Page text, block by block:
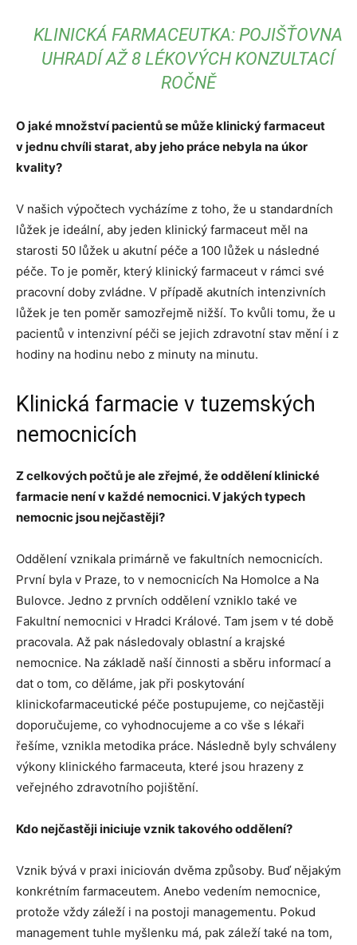
KLINICKÁ FARMACEUTKA: POJIŠŤOVNA
UHRADÍ AŽ 8 LÉKOVÝCH KONZULTACÍ
ROČNĚ
O jaké množství pacientů se může klinický farmaceut
v jednu chvíli starat, aby jeho práce nebyla na úkor
kvality?
V našich výpočtech vycházíme z toho, že u standardních
lůžek je ideální, aby jeden klinický farmaceut měl na
starosti 50 lůžek u akutní péče a 100 lůžek u následné
péče. To je poměr, který klinický farmaceut v rámci své
pracovní doby zvládne. V případě akutních intenzivních
lůžek je ten poměr samozřejmě nižší. To kvůli tomu, že u
pacientů v intenzivní péči se jejich zdravotní stav mění i z
hodiny na hodinu nebo z minuty na minutu.
Klinická farmacie v tuzemských
nemocnicích
Z celkových počtů je ale zřejmé, že oddělení klinické
farmacie není v každé nemocnici. V jakých typech
nemocnic jsou nejčastěji?
Oddělení vznikala primárně ve fakultních nemocnicích.
První byla v Praze, to v nemocnicích Na Homolce a Na
Bulovce. Jedno z prvních oddělení vzniklo také ve
Fakultní nemocnici v Hradci Králové. Tam jsem v té době
pracovala. Až pak následovaly oblastní a krajské
nemocnice. Na základě naší činnosti a sběru informací a
dat o tom, co děláme, jak při poskytování
klinickofarmaceutické péče postupujeme, co nejčastěji
doporučujeme, co vyhodnocujeme a co vše s lékaři
řešíme, vznikla metodika práce. Následně byly schváleny
výkony klinického farmaceuta, které jsou hrazeny z
veřejného zdravotního pojištění.
Kdo nejčastěji iniciuje vznik takového oddělení?
Vznik bývá v praxi iniciován dvěma způsoby. Buď nějakým
konkrétním farmaceutem. Anebo vedením nemocnice,
protože vždy záleží i na postoji managementu. Pokud
management tuhle myšlenku má, pak záleží také na tom,